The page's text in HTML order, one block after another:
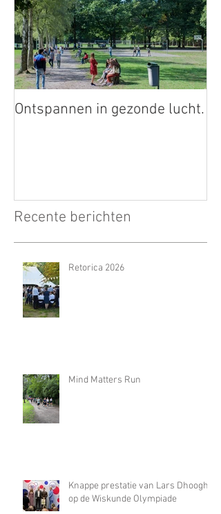
Ontspannen in gezonde lucht.
Recente berichten
Retorica 2026
Mind Matters Run
Knappe prestatie van Lars Dhooghe
op de Wiskunde Olympiade